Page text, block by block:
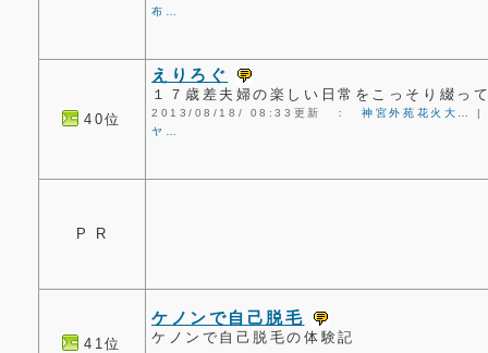
布…
40位
えりろぐ
１７歳差夫婦の楽しい日常をこっそり綴っ
2013/08/18/ 08:33更新 ：神宮外苑花火大…
ヤ…
P R
41位
ケノンで自己脱毛
ケノンで自己脱毛の体験記